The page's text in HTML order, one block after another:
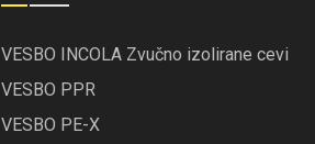
VESBO INCOLA Zvučno izolirane cevi
VESBO PPR
VESBO PE-X